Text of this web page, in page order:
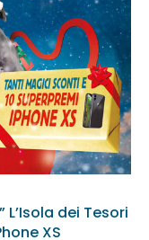
dei Tesori
XS